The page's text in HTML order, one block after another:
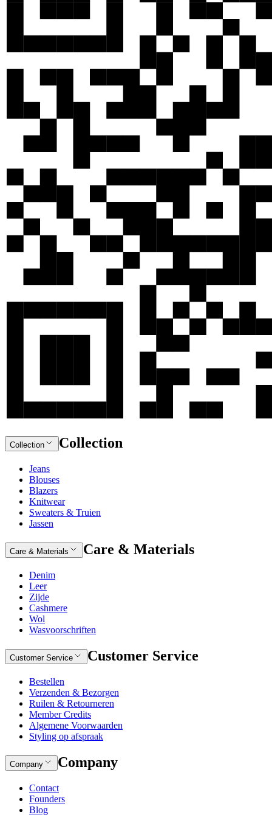
Collection Collection
Jeans
Blouses
Blazers
Knitwear
Sweaters & Truien
Jassen
Care & Materials Care & Materials
Denim
Leer
Zijde
Cashmere
Wol
Wasvoorschriften
Customer Service Customer Service
Bestellen
Verzenden & Bezorgen
Ruilen & Retourneren
Member Credits
Algemene Voorwaarden
Styling op afspraak
Company Company
Contact
Founders
Blog